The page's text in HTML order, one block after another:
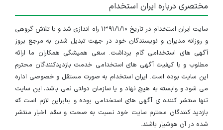
مختصری درباره ایران استخدام
سایت ایران استخدام در تاریخ ۱۳۹۱/۱/۱۰ راه اندازی شد و با تلاش گروهی
و روزانه مدیران و نویسندگان خود در جهت تبدیل شدن به مرجع بروز
آگهی های استخدامی گام برداشت. سعی همیشگی همکاران ما ارائه
مطلوب و با کیفیت آگهی های استخدامی خدمت بازدیدکنندگان محترم
این سایت بوده است. ایران استخدام به صورت مستقل و خصوصی اداره
می شود و وابسته به هیچ نهاد و یا سازمان دولتی نمی باشد، این سایت
تنها منتشر کننده ی آگهی های استخدامی بوده و بنابراین لازم است که
بازدید کنندگان محترم سایت خود نسبت به صحت و سقم اخبار منتشر
شده در آن هوشیار باشند.